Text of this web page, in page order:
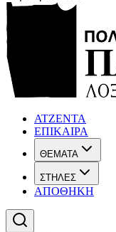
ΑΤΖΕΝΤΑ
ΕΠΙΚΑΙΡΑ
ΘΕΜΑΤΑ
ΣΤΗΛΕΣ
ΑΠΟΘΗΚΗ